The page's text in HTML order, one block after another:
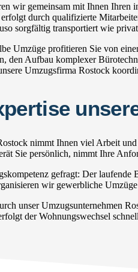
wir gemeinsam mit Ihnen
durch qualifizierte
sorgfältig transportiert wie
Umzüge profitieren Sie von
den Aufbau komplexer
Umzugsfirma Rostock
nimmt Ihnen viel Arbeit
Sie persönlich, nimmt Ihre
gefragt: Der
wir gewerbliche
unser Umzugsunternehmen
der Wohnungswechsel